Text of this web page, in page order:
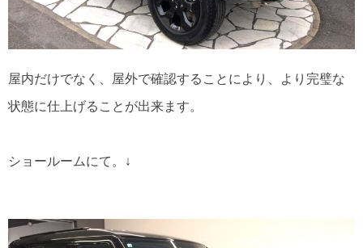
屋内だけでなく、屋外で確認することにより、より完璧な
状態に仕上げることが出来ます。
ショールームにて。↓